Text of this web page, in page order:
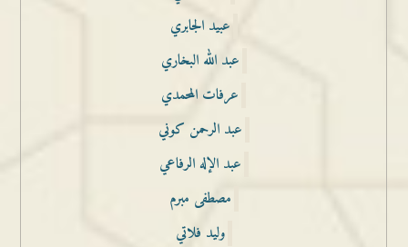
عبيد الجابري
عبد الله البخاري
عرفات المحمدي
عبد الرحمن كوني
عبد الإله الرفاعي
مصطفى مبرم
وليد فلاتي